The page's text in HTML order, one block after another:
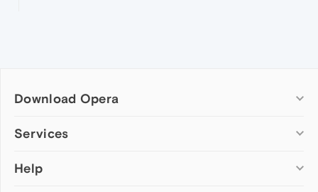
Download Opera
Computer browsers
Opera for Mac
Services
Add-ons
Help